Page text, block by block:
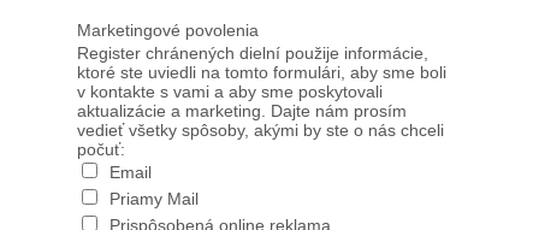
Marketingové povolenia
Register chránených dielní použije informácie,
ktoré ste uviedli na tomto formulári, aby sme boli
v kontakte s vami a aby sme poskytovali
aktualizácie a marketing. Dajte nám prosím
vedieť všetky spôsoby, akými by ste o nás chceli
počuť:
Email
Priamy Mail
Prispôsobená online reklama